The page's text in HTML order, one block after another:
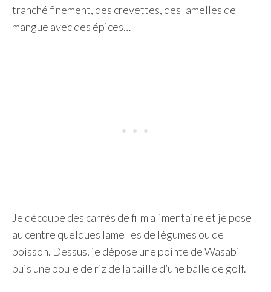
tranché finement, des crevettes, des lamelles de
mangue avec des épices…
Je découpe des carrés de film alimentaire et je pose
au centre quelques lamelles de légumes ou de
poisson. Dessus, je dépose une pointe de Wasabi
puis une boule de riz de la taille d’une balle de golf.